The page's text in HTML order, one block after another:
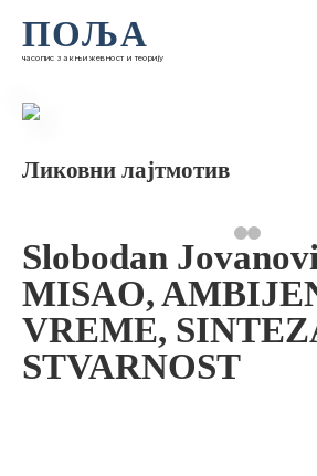
ПОЉА
часопис за књижевност и теорију
Ликовни лајтмотив
Slobodan
MISAO,
VREME,
STVARNOST